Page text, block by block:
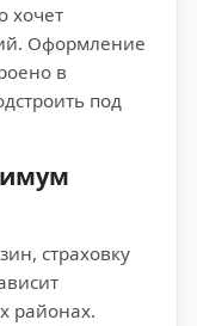
хочет
Оформление
в
под
страховку
районах.